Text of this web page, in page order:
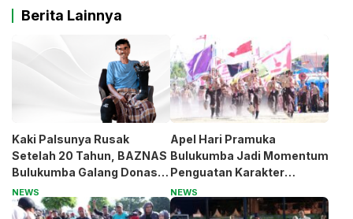
Berita Lainnya
Kaki Palsunya Rusak
Setelah 20 Tahun, BAZNAS
Bulukumba Galang Donasi
untuk Pak Pardi
NEWS
Apel Hari Pramuka
Bulukumba Jadi Momentum
Penguatan Karakter
Generasi Muda
NEWS